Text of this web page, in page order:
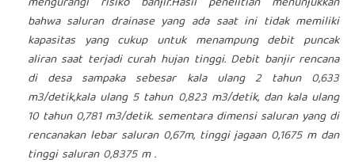
bahwa saluran drainase yang ada saat ini tidak memiliki
kapasitas yang cukup untuk menampung debit puncak
aliran saat terjadi curah hujan tinggi. Debit banjir rencana
di desa sampaka sebesar kala ulang 2 tahun 0,633
m3/detik,kala ulang 5 tahun 0,823 m3/detik, dan kala ulang
10 tahun 0,781 m3/detik. sementara dimensi saluran yang di
rencanakan lebar saluran 0,67m, tinggi jagaan 0,1675 m dan
tinggi saluran 0,8375 m .